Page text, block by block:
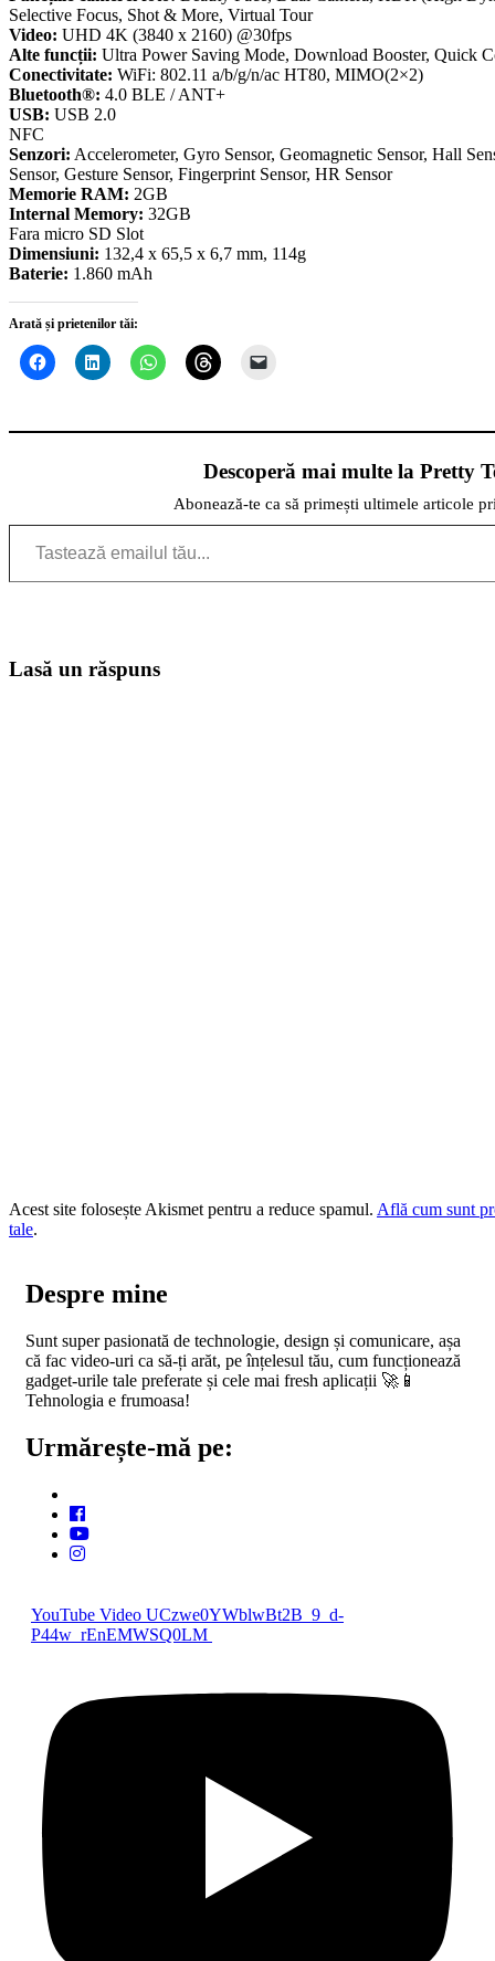
Selective Focus, Shot & More, Virtual Tour
Video: UHD 4K (3840 x 2160) @30fps
Alte funcții: Ultra Power Saving Mode, Download Booster, Quick
Conectivitate: WiFi: 802.11 a/b/g/n/ac HT80, MIMO(2×2)
Bluetooth®: 4.0 BLE / ANT+
USB: USB 2.0
NFC
Senzori: Accelerometer, Gyro Sensor, Geomagnetic Sensor, Hall
Sensor, Gesture Sensor, Fingerprint Sensor, HR Sensor
Memorie RAM: 2GB
Internal Memory: 32GB
Fara micro SD Slot
Dimensiuni: 132,4 x 65,5 x 6,7 mm, 114g
Baterie: 1.860 mAh
Arată și prietenilor tăi:
Descoperă mai multe la Pretty
Abonează-te ca să primești ultimele articole
Tastează emailul tău...
Lasă un răspuns
Acest site folosește Akismet pentru a reduce spamul. Află cum sunt
tale.
Despre mine
Sunt super pasionată de technologie, design și comunicare, așa
că fac video-uri ca să-ți arăt, pe înțelesul tău, cum funcționează
gadget-urile tale preferate și cele mai fresh aplicații 🚀📱
Tehnologia e frumoasa!
Urmărește-mă pe:
YouTube Video UCzwe0YWblwBt2B_9_d-
P44w_rEnEMWSQ0LM